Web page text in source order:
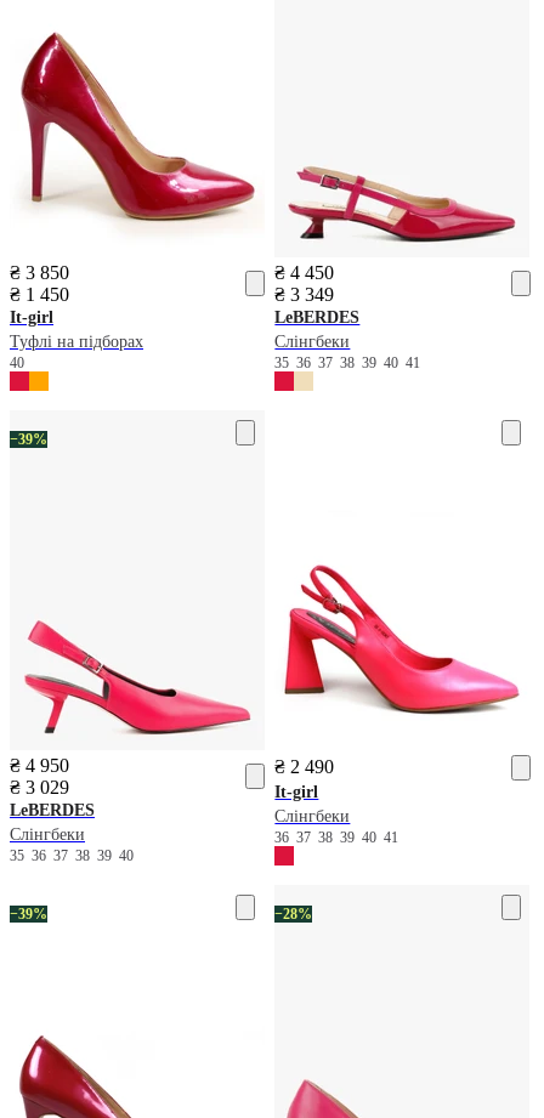
₴ 3 850
₴ 1 450
It-girl
Туфлі на підборах
40
₴ 4 450
₴ 3 349
LeBERDES
Слінгбеки
35363738394041
−39%
₴ 4 950
₴ 3 029
LeBERDES
Слінгбеки
35 36 37 38 39 40
₴ 2 490
It-girl
Слінгбеки
363738394041
−39% −28%